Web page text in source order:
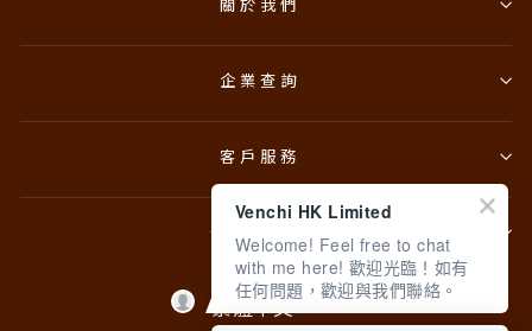
企業查詢
客戶服務
條款與政策
Language
繁體中文
Venchi HK Limited
Welcome! Feel free to chat
with me here! 歡迎光臨！如有
任何問題，歡迎與我們聯絡。